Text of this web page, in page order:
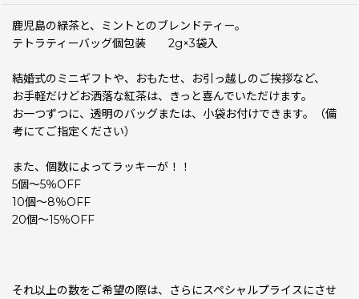
鹿児島の緑茶と、ミントとのブレンドティー。
テトラティーバッグ個包装 2g×3袋入
結婚式のミニギフトや、おもたせ、お引っ越しのご挨拶など、
お手軽だけどお洒落な紅茶は、きっと喜んでいただけます。
お一つずつに、透明のバッグまたは、小袋お付けできます。（備
考にてご指定ください）
また、個数によってラッキーが！！
5個〜5％OFF
10個〜8％OFF
20個〜15％OFF
それ以上の数をご希望の際は、さらにスペシャルプライスにさせ